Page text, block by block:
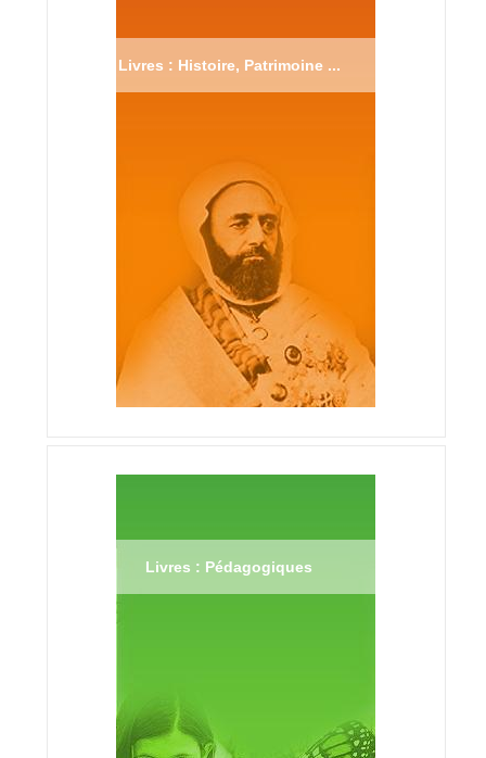
Livres : Histoire, Patrimoine ...
Livres : Pédagogiques